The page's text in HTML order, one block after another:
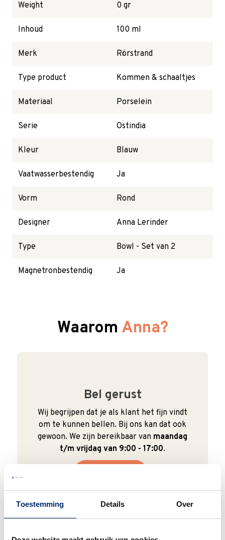
Toestemming Details Over
Weight 0 gr
Inhoud 100 ml
Merk Rörstrand
Type product Kommen & schaaltjes
Materiaal Porselein
Serie Ostindia
Kleur Blauw
Vaatwasserbestendig Ja
Vorm Rond
Designer Anna Lerinder
Type Bowl - Set van 2
Magnetronbestendig Ja
Waarom Anna?
Bel gerust
Wij begrijpen dat je als klant het fijn vindt
om te kunnen bellen. Bij ons kan dat ook
gewoon. We zijn bereikbaar van maandag
t/m vrijdag van 9:00 - 17:00.